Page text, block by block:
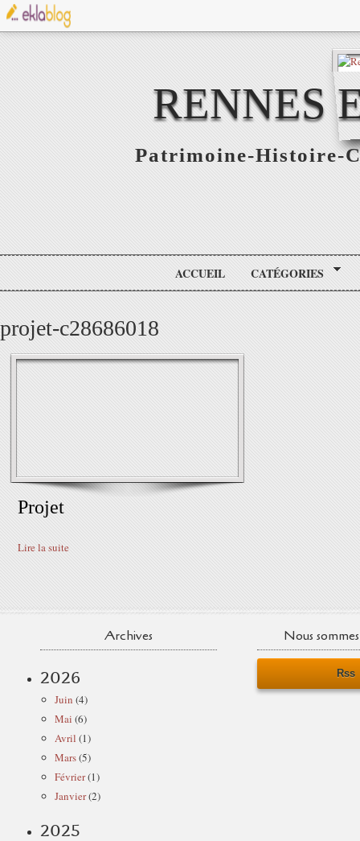
RENNES
Patrimoine-Histoire-
ACCUEIL CATÉGORIES
projet-c28686018
Projet
Lire la suite
Archives
2026
Juin (4)
Mai (6)
Avril (1)
Mars(5)
Février(1)
Janvier(2)
2025
Nous
Rss